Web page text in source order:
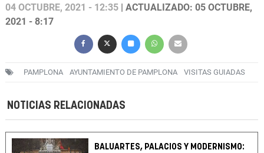
04 OCTUBRE, 2021 - 12:35 | ACTUALIZADO: 05 OCTUBRE,
2021 - 8:17
PAMPLONA AYUNTAMIENTO DE PAMPLONA VISITAS GUIADAS
NOTICIAS RELACIONADAS
BALUARTES, PALACIOS Y MODERNISMO: